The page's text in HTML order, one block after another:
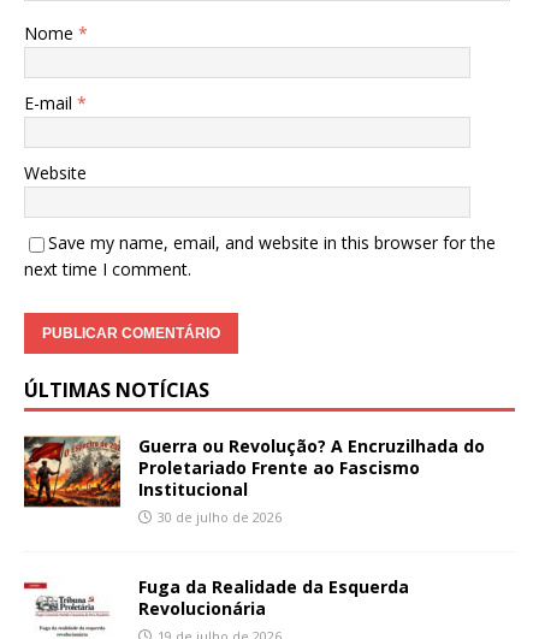
Nome *
E-mail *
Website
Save my name, email, and website in this browser for the
next time I comment.
ÚLTIMAS NOTÍCIAS
Guerra ou Revolução? A Encruzilhada do
Proletariado Frente ao Fascismo
Institucional
30 de julho de 2026
Fuga da Realidade da Esquerda
Revolucionária